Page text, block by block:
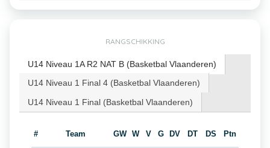
RANGSCHIKKING
U14 Niveau 1A R2 NAT B (Basketbal Vlaanderen)
U14 Niveau 1 Final 4 (Basketbal Vlaanderen)
U14 Niveau 1 Final (Basketbal Vlaanderen)
# Team GW W V G DV DT DS Ptn